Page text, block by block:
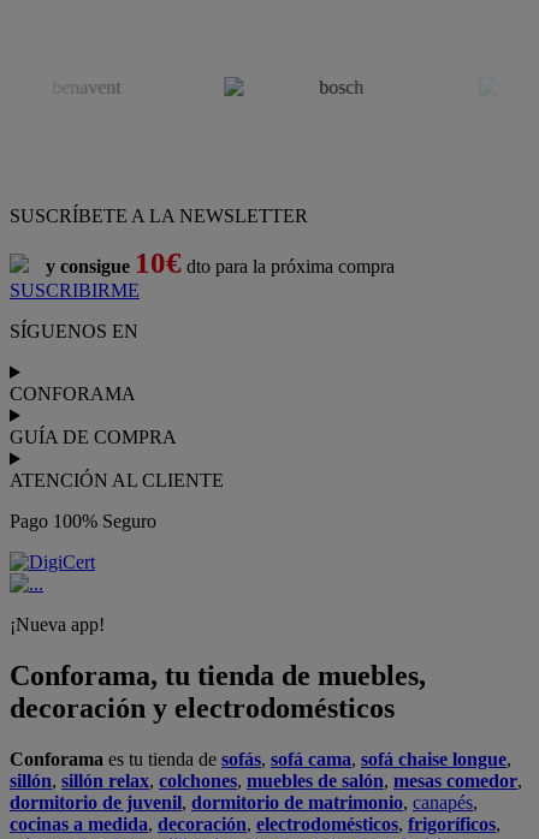
SUSCRÍBETE A LA NEWSLETTER
y consigue 10€ dto para la próxima compra
SUSCRIBIRME
SÍGUENOS EN
CONFORAMA
GUÍA DE COMPRA
ATENCIÓN AL CLIENTE
Pago 100% Seguro
¡Nueva app!
Conforama, tu tienda de muebles,
decoración y electrodomésticos
Conforama es tu tienda de sofás, sofá cama, sofá chaise longue,
sillón, sillón relax, colchones, muebles de salón, mesas comedor,
dormitorio de juvenil, dormitorio de matrimonio, canapés,
cocinas a medida, decoración, electrodomésticos, frigoríficos,